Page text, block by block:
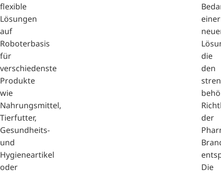
flexible
Lösungen
auf
Roboterbasis
für
verschiedenste
Produkte
wie
Nahrungsmittel,
Tierfutter,
Gesundheits-
und
Hygieneartikel
oder
einer
die
den
der
Die